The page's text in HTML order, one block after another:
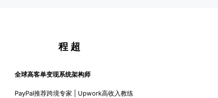
程 超
全球高客单变现系统架构师
PayPal推荐跨境专家 | Upwork高收入教练